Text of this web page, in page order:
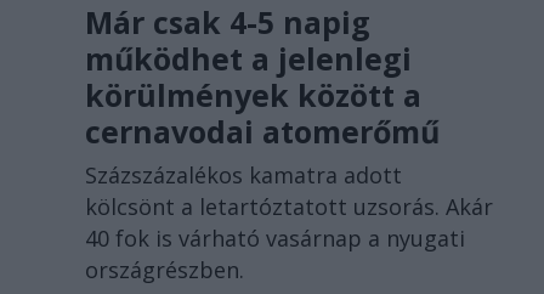
Már csak 4-5 napig
működhet a jelenlegi
körülmények között a
cernavodai atomerőmű
Százszázalékos kamatra adott
kölcsönt a letartóztatott uzsorás. Akár
40 fok is várható vasárnap a nyugati
országrészben.